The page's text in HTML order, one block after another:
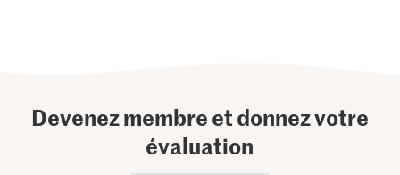
Devenez membre et donnez votre
évaluation